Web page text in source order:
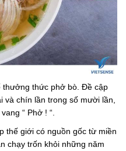
thưởng thức phở bò. Đề cập
và chín lần trong số mười lần,
“ Phở ! “.
thế giới có nguồn gốc từ miền
chạy trốn khỏi những năm